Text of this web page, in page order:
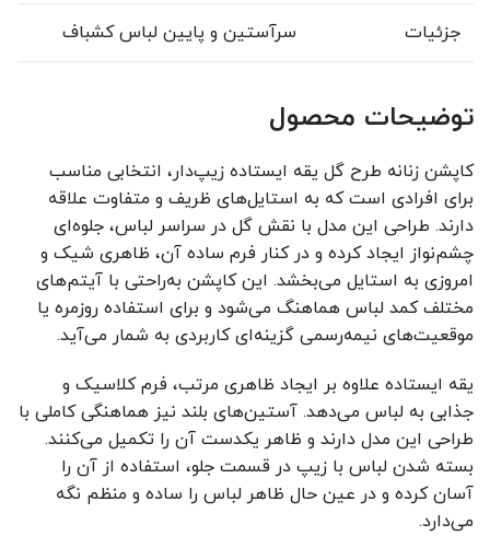
جزئیات سرآستین و پایین لباس کشباف
توضیحات محصول
کاپشن زنانه طرح گل یقه ایستاده زیپ‌دار، انتخابی مناسب
برای افرادی است که به استایل‌های ظریف و متفاوت علاقه
دارند. طراحی این مدل با نقش گل در سراسر لباس، جلوه‌ای
چشم‌نواز ایجاد کرده و در کنار فرم ساده آن، ظاهری شیک و
امروزی به استایل می‌بخشد. این کاپشن به‌راحتی با آیتم‌های
مختلف کمد لباس هماهنگ می‌شود و برای استفاده روزمره یا
موقعیت‌های نیمه‌رسمی گزینه‌ای کاربردی به شمار می‌آید.
یقه ایستاده علاوه بر ایجاد ظاهری مرتب، فرم کلاسیک و
جذابی به لباس می‌دهد. آستین‌های بلند نیز هماهنگی کاملی با
طراحی این مدل دارند و ظاهر یکدست آن را تکمیل می‌کنند.
بسته شدن لباس با زیپ در قسمت جلو، استفاده از آن را
آسان کرده و در عین حال ظاهر لباس را ساده و منظم نگه
می‌دارد.